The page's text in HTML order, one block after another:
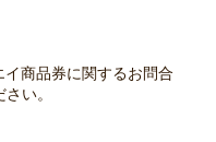
商品券に関するお問合
い。